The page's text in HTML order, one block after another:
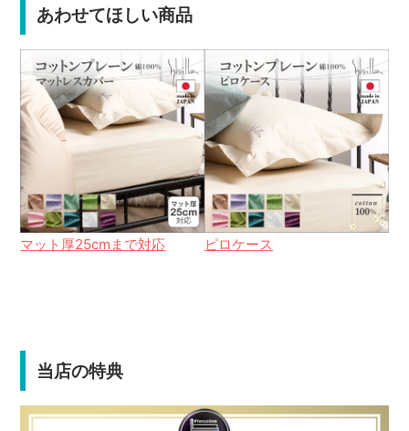
あわせてほしい商品
マット厚25cmまで対応 ピロケース
当店の特典